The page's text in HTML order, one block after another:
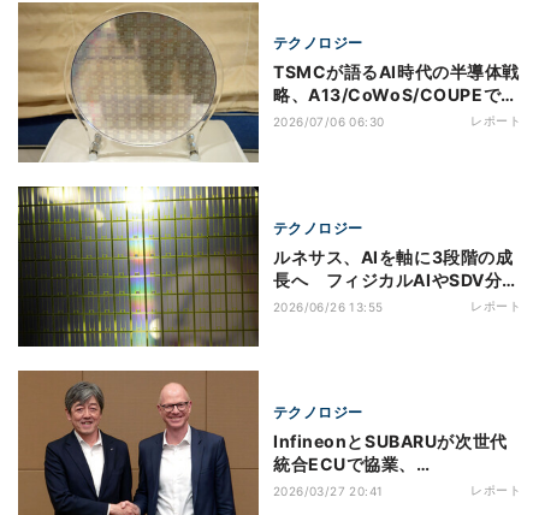
テクノロジー
TSMCが語るAI時代の半導体戦
略、A13/CoWoS/COUPEで激
増する演算需要に対応
2026/07/06 06:30 レポート
テクノロジー
ルネサス、AIを軸に3段階の成
長へ フィジカルAIやSDV分野
の需要開拓を推進
2026/06/26 13:55 レポート
テクノロジー
InfineonとSUBARUが次世代
統合ECUで協業、
MCU「AURIX TC4x」を
2026/03/27 20:41 レポート